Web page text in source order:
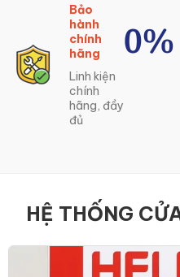
Trả Góp
0%
Hỗ trợ trả
góp linh
hoạt
HỆ THỐNG